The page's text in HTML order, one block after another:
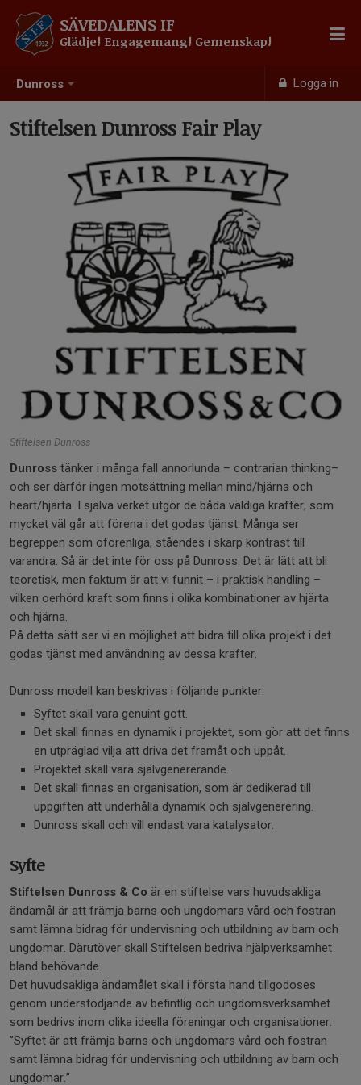
Dunross Logga in
SÄVEDALENS IF
Glädje! Engagemang! Gemenskap!
Stiftelsen Dunross Fair Play
Stiftelsen Dunross
Dunross tänker i många fall annorlunda – contrarian thinking–
och ser därför ingen motsättning mellan mind/hjärna och
heart/hjärta. I själva verket utgör de båda väldiga krafter, som
mycket väl går att förena i det godas tjänst. Många ser
begreppen som oförenliga, ståendes i skarp kontrast till
varandra. Så är det inte för oss på Dunross. Det är lätt att bli
teoretisk, men faktum är att vi funnit – i praktisk handling –
vilken oerhörd kraft som finns i olika kombinationer av hjärta
och hjärna.
På detta sätt ser vi en möjlighet att bidra till olika projekt i det
godas tjänst med användning av dessa krafter.
Dunross modell kan beskrivas i följande punkter:
Syftet skall vara genuint gott.
Det skall finnas en dynamik i projektet, som gör att det finns
en utpräglad vilja att driva det framåt och uppåt.
Projektet skall vara självgenererande.
Det skall finnas en organisation, som är dedikerad till
uppgiften att underhålla dynamik och självgenerering.
Dunross skall och vill endast vara katalysator.
Syfte
Stiftelsen Dunross & Co är en stiftelse vars huvudsakliga
ändamål är att främja barns och ungdomars vård och fostran
samt lämna bidrag för undervisning och utbildning av barn och
ungdomar. Därutöver skall Stiftelsen bedriva hjälpverksamhet
bland behövande.
Det huvudsakliga ändamålet skall i första hand tillgodoses
genom understödjande av befintlig och ungdomsverksamhet
som bedrivs inom olika ideella föreningar och organisationer.
”Syftet är att främja barns och ungdomars vård och fostran
samt lämna bidrag för undervisning och utbildning av barn och
ungdomar.”